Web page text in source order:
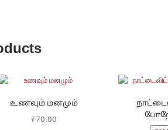
உணவும் மனமும்
₹70.00